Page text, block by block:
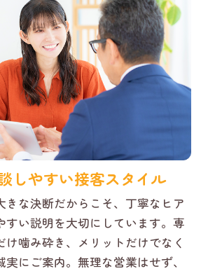
しやすい接客スタイル
きな決断だからこそ、丁寧なヒア
すい説明を大切にしています。専
け噛み砕き、メリットだけでなく
にご案内。無理な営業はせず、